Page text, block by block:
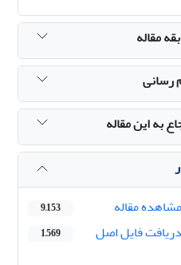
مقاله
رسانی
به این مقاله
مقاله
9,153
فایل اصل
1,569